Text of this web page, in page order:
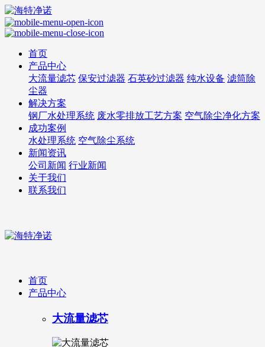
首页
产品中心
大流量滤芯 保安过滤器 石英砂过滤器 纯水设备 滤筒除
尘器
解决方案
钢厂水处理系统 废水零排放工艺方案 空气除尘净化方案
成功案例
水处理系统 空气除尘系统
新闻资讯
公司新闻 行业新闻
关于我们
联系我们
首页
产品中心
大流量滤芯